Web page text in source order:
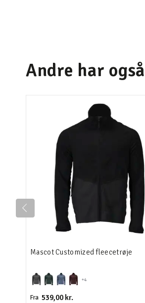
Andre har
+4
Mascot Customized fleecetrøje
Fra 539,00 kr.